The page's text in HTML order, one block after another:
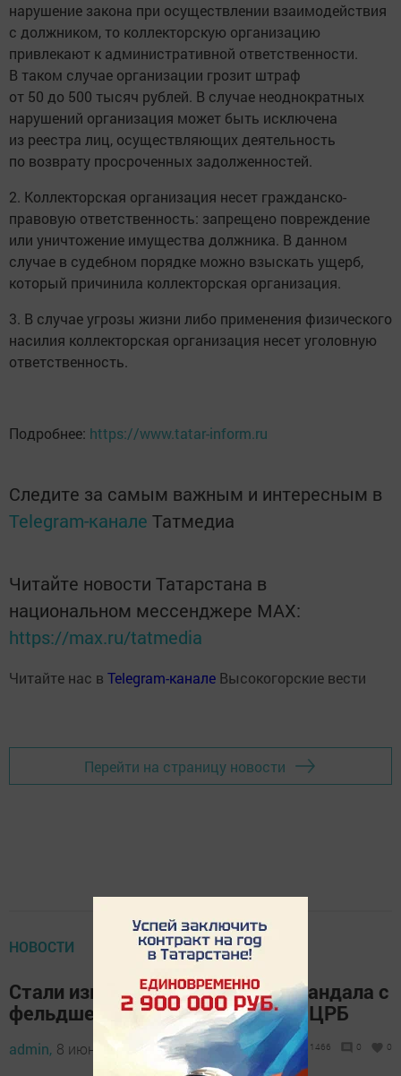
нарушение закона при осуществлении взаимодействия
с должником, то коллекторскую организацию
привлекают к административной ответственности.
В таком случае организации грозит штраф
от 50 до 500 тысяч рублей. В случае неоднократных
нарушений организация может быть исключена
из реестра лиц, осуществляющих деятельность
по возврату просроченных задолженностей.
2. Коллекторская организация несет гражданско-
правовую ответственность: запрещено повреждение
или уничтожение имущества должника. В данном
случае в судебном порядке можно взыскать ущерб,
который причинила коллекторская организация.
3. В случае угрозы жизни либо применения физического
насилия коллекторская организация несет уголовную
ответственность.
Подробнее: https://www.tatar-inform.ru
Следите за самым важным и интересным в
Telegram-канале Татмедиа
Читайте новости Татарстана в
национальном мессенджере MАХ:
https://max.ru/tatmedia
Читайте нас в Telegram-канале Высокогорские вести
Перейти на страницу новости
НОВОСТИ
Стали известны подробности скандала с
фельдшером в Зеленодольской ЦРБ
admin, 8 июня 2021 - 08:35 1466 0 0